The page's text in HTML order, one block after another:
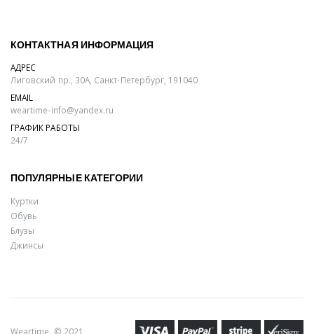
КОНТАКТНАЯ ИНФОРМАЦИЯ
АДРЕС
Лиговский пр., 30А, Санкт-Петербург, 191040
EMAIL
weartime-info@yandex.ru
ГРАФИК РАБОТЫ
24/7
ПОПУЛЯРНЫЕ КАТЕГОРИИ
Куртки
Обувь
Блузы
Джинсы
Weartime. © 2021